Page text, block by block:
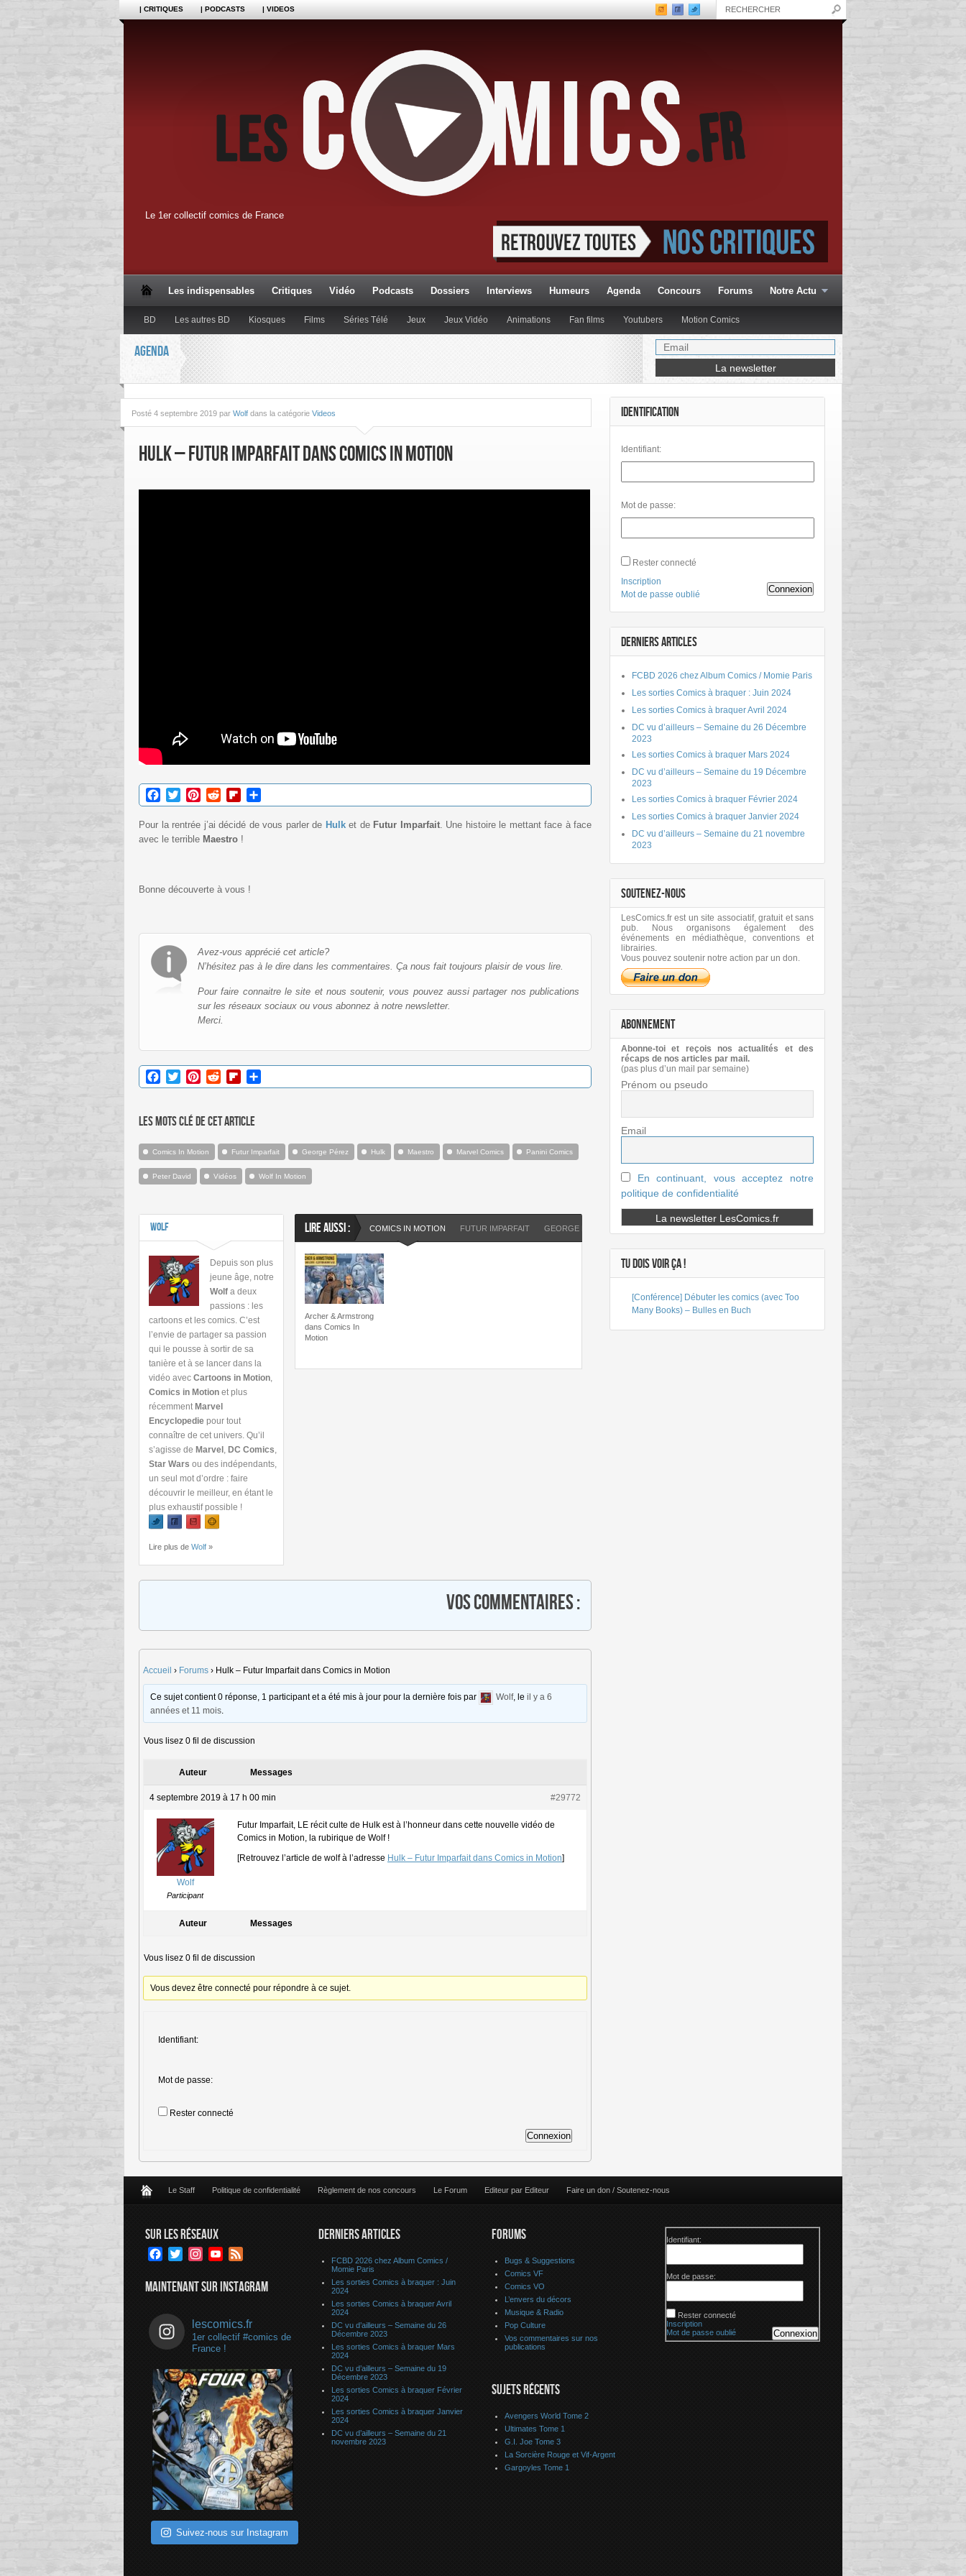
| CRITIQUES | PODCASTS | VIDEOS
Le 1er collectif comics de France
Les indispensables Critiques Vidéo Podcasts Dossiers Interviews Humeurs Agenda Concours Forums Notre Actu
BD Les autres BD Kiosques Films Séries Télé Jeux Jeux Vidéo Animations Fan films Youtubers Motion Comics
AGENDA
Posté 4 septembre 2019 par Wolf dans la catégorie Videos
Hulk – Futur Imparfait dans Comics in Motion
Facebook
TwitterPinterestRedditFlipboard
Pour la rentrée j’ai décidé de vous parler de Hulket de Futur Imparfait. Une histoire le mettant face à face
avec le terrible Maestro !
Bonne découverte à vous !
Avez-vous apprécié cet article?
N’hésitez pas à le dire dans les commentaires. Ça nous fait toujours plaisir de vous lire.
Pour faire connaitre le site et nous soutenir, vous pouvez aussi partager nos publications
sur les réseaux sociaux ou vous abonnez à notre newsletter.
Merci.
Facebook
TwitterPinterestRedditFlipboard
Les mots clé de cet article
Comics In Motion Futur Imparfait George Pérez Hulk Maestro Marvel Comics Panini Comics
Peter David Vidéos Wolf In Motion
Wolf
Depuis son plus
jeune âge, notre
Wolf a deux
passions : les
cartoons et les comics. C’est
l’envie de partager sa passion
qui le pousse à sortir de sa
tanière et à se lancer dans la
vidéo avec Cartoons in Motion,
Comics in Motion et plus
récemment Marvel
Encyclopedie pour tout
connaître de cet univers. Qu’il
s’agisse de Marvel , DC Comics,
Star Wars ou des indépendants,
un seul mot d’ordre : faire
découvrir le meilleur, en étant le
plus exhaustif possible !
Lire plus de Wolf »
LIRE AUSSI : COMICS IN MOTION FUTUR IMPARFAIT GEORGE PÉREZ HULK MAESTRO MARVEL COMICS PANINI COMICS
Archer & Armstrong
dans Comics In
Motion
Vos commentaires :
Accueil › Forums › Hulk – Futur Imparfait dans Comics in Motion
Ce sujet contient 0 réponse, 1 participant et a été mis à jour pour la dernière fois par Wolf, leil y a 6
années et 11 mois.
Vous lisez 0 fil de discussion
Auteur Messages
4 septembre 2019 à 17 h 00 min #29772
Wolf
Participant
Futur Imparfait, LE récit culte de Hulk est à l’honneur dans cette nouvelle vidéo de
Comics in Motion, la rubirique de Wolf !
[Retrouvez l’article de wolf à l’adresse Hulk – Futur Imparfait dans Comics in Motion]
Auteur Messages
Vous lisez 0 fil de discussion
Vous devez être connecté pour répondre à ce sujet.
Identifiant:
Mot de passe:
Rester connecté
Connexion
IDENTIFICATION
Identifiant:
Mot de passe:
Rester connecté
Connexion
Inscription
Mot de passe oublié
DERNIERS ARTICLES
FCBD 2026 chez Album Comics / Momie Paris
Les sorties Comics à braquer : Juin 2024
Les sorties Comics à braquer Avril 2024
DC vu d’ailleurs – Semaine du 26 Décembre
2023
Les sorties Comics à braquer Mars 2024
DC vu d’ailleurs – Semaine du 19 Décembre
2023
Les sorties Comics à braquer Février 2024
Les sorties Comics à braquer Janvier 2024
DC vu d’ailleurs – Semaine du 21 novembre
2023
SOUTENEZ-NOUS
LesComics.fr est un site associatif, gratuit et sans
pub. Nous organisons également des
événements en médiathèque, conventions et
librairies.
Vous pouvez soutenir notre action par un don.
ABONNEMENT
Abonne-toi et reçois nos actualités et des
récaps de nos articles par mail.
(pas plus d’un mail par semaine)
Prénom ou pseudo
Email
En continuant, vous acceptez notre
politique de confidentialité
TU DOIS VOIR ÇA !
[Conférence] Débuter les comics (avec Too
Many Books) – Bulles en Buch
Le Staff Politique de confidentialité Règlement de nos concours Le Forum Editeur par Editeur Faire un don / Soutenez-nous
SUR LES RÉSEAUX
Facebook
TwitterInstagramYouTube
MAINTENANT SUR INSTAGRAM
lescomics.fr
1er collectif #comics de
France !
Suivez-nous sur Instagram
DERNIERS ARTICLES
FCBD 2026 chez Album Comics /
Momie Paris
Les sorties Comics à braquer : Juin
2024
Les sorties Comics à braquer Avril
2024
DC vu d’ailleurs – Semaine du 26
Décembre 2023
Les sorties Comics à braquer Mars
2024
DC vu d’ailleurs – Semaine du 19
Décembre 2023
Les sorties Comics à braquer Février
2024
Les sorties Comics à braquer Janvier
2024
DC vu d’ailleurs – Semaine du 21
novembre 2023
FORUMS
Bugs & Suggestions
Comics VF
Comics VO
L’envers du décors
Musique & Radio
Pop Culture
Vos commentaires sur nos
publications
SUJETS RÉCENTS
Avengers World Tome 2
Ultimates Tome 1
G.I. Joe Tome 3
La Sorcière Rouge et Vif-Argent
Gargoyles Tome 1
Identifiant:
Mot de passe:
Rester connecté
Connexion
Inscription
Mot de passe oublié